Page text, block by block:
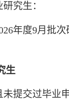
究生：
年度9月批
生
提交过毕业